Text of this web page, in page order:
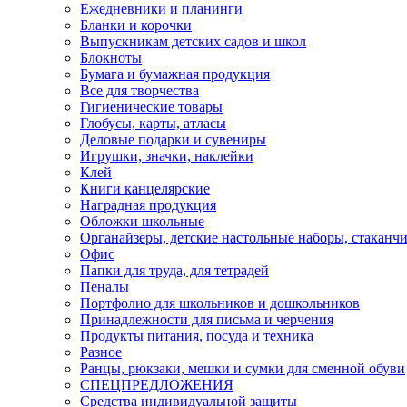
Ежедневники и планинги
Бланки и корочки
Выпускникам детских садов и школ
Блокноты
Бумага и бумажная продукция
Все для творчества
Гигиенические товары
Глобусы, карты, атласы
Деловые подарки и сувениры
Игрушки, значки, наклейки
Клей
Книги канцелярские
Наградная продукция
Обложки школьные
Органайзеры, детские настольные наборы,
Офис
Папки для труда, для тетрадей
Пеналы
Портфолио для школьников и дошкольников
Принадлежности для письма и черчения
Продукты питания, посуда и техника
Разное
Ранцы, рюкзаки, мешки и сумки для сменной обуви
СПЕЦПРЕДЛОЖЕНИЯ
Средства индивидуальной защиты